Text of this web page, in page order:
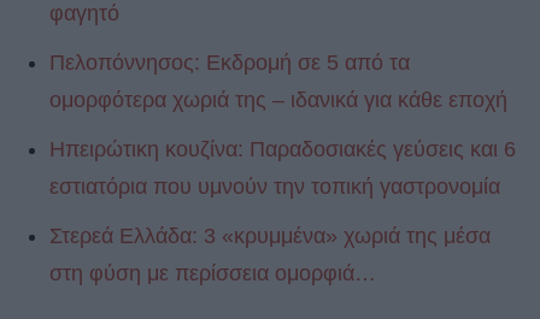
φαγητό
Πελοπόννησος: Εκδρομή σε 5 από τα
ομορφότερα χωριά της – ιδανικά για κάθε εποχή
Ηπειρώτικη κουζίνα: Παραδοσιακές γεύσεις και 6
εστιατόρια που υμνούν την τοπική γαστρονομία
Στερεά Ελλάδα: 3 «κρυμμένα» χωριά της μέσα
στη φύση με περίσσεια ομορφιά…